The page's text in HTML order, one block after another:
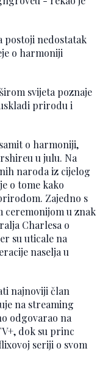
postoji nedostatak
o harmoniji
svijeta poznaje
prirodu i
o harmoniji,
u julu. Na
naroda iz cijelog
o tome kako
Zajedno s
ceremonijom u znak
Charlesa o
su uticale na
naselja u
najnoviji član
na streaming
odgovarao na
dok su princ
seriji o svom